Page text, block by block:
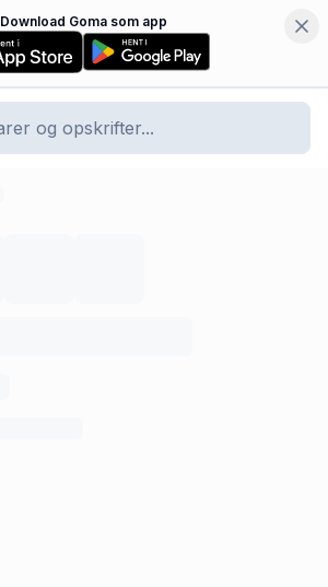
Download Goma som app